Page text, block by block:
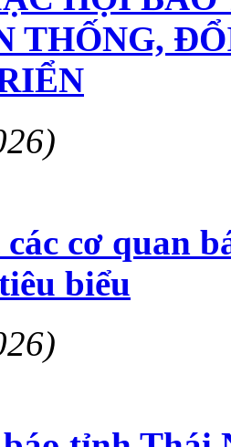
THỐNG,
các cơ quan
biểu